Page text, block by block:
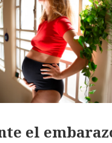
el